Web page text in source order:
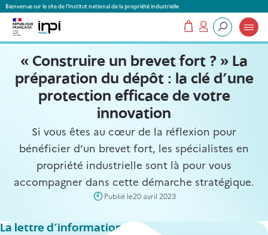
Bienvenue sur le site de l'Institut national de la propriété industrielle
Que recherchez-vous ?
Mon compte
Mon panier
« Construire un brevet fort ? » La
préparation du dépôt : la clé d’une
protection efficace de votre
innovation
Si vous êtes au cœur de la réflexion pour
bénéficier d’un brevet fort, les spécialistes en
propriété industrielle sont là pour vous
accompagner dans cette démarche stratégique.
Publié le20 avril 2023
La lettre d'information
Panneau de gestion des cookies